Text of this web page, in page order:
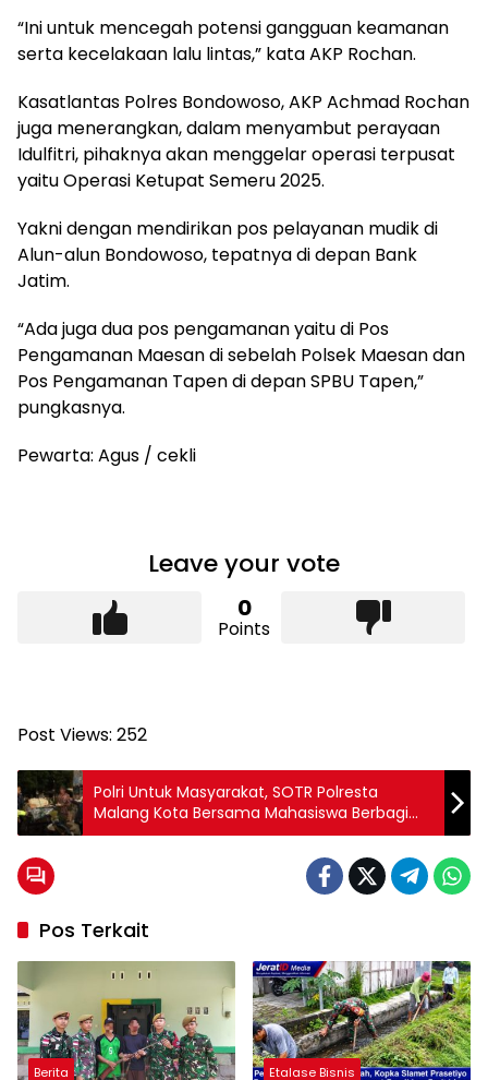
“Ini untuk mencegah potensi gangguan keamanan
serta kecelakaan lalu lintas,” kata AKP Rochan.
Kasatlantas Polres Bondowoso, AKP Achmad Rochan
juga menerangkan, dalam menyambut perayaan
Idulfitri, pihaknya akan menggelar operasi terpusat
yaitu Operasi Ketupat Semeru 2025.
Yakni dengan mendirikan pos pelayanan mudik di
Alun-alun Bondowoso, tepatnya di depan Bank
Jatim.
“Ada juga dua pos pengamanan yaitu di Pos
Pengamanan Maesan di sebelah Polsek Maesan dan
Pos Pengamanan Tapen di depan SPBU Tapen,”
pungkasnya.
Pewarta: Agus / cekli
Leave your vote
0
Points
Post Views: 252
Polri Untuk Masyarakat, SOTR Polresta
Malang Kota Bersama Mahasiswa Berbagi
dan Jaga Kamtibmas
Pos Terkait
Berita Etalase Bisnis